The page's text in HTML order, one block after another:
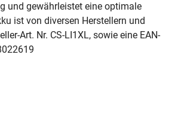
und gewährleistet eine optimale
ist von diversen Herstellern und
Art. Nr. CS-LI1XL, sowie eine EAN-